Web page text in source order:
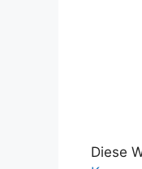
Diese